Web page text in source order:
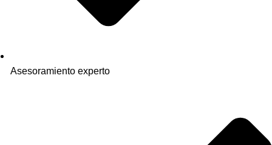
Asesoramiento experto